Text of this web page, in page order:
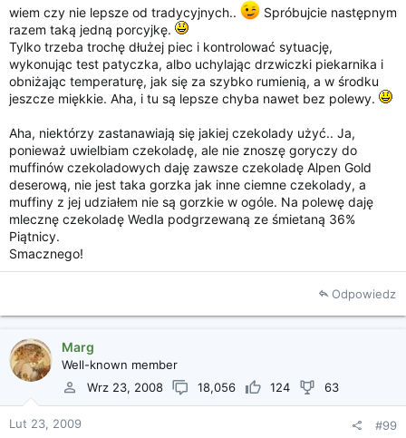
wiem czy nie lepsze od tradycyjnych..
Spróbujcie następnym
razem taką jedną porcyjkę.
Tylko trzeba trochę dłużej piec i kontrolować sytuację,
wykonując test patyczka, albo uchylając drzwiczki piekarnika i
obniżając temperaturę, jak się za szybko rumienią, a w środku
jeszcze miękkie. Aha, i tu są lepsze chyba nawet bez polewy.
Aha, niektórzy zastanawiają się jakiej czekolady użyć.. Ja,
ponieważ uwielbiam czekoladę, ale nie znoszę goryczy do
muffinów czekoladowych daję zawsze czekoladę Alpen Gold
deserową, nie jest taka gorzka jak inne ciemne czekolady, a
muffiny z jej udziałem nie są gorzkie w ogóle. Na polewę daję
mlecznę czekoladę Wedla podgrzewaną ze śmietaną 36%
Piątnicy.
Smacznego!
Odpowiedz
Marg
Well-known member
Wrz 23, 2008
18,056 124 63
Lut 23, 2009 #99